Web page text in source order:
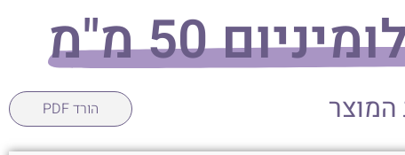
50 מ"מ
הורד PDF